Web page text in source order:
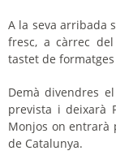
A la seva arribada
fresc, a càrrec del
tastet de
Demà divendres
prevista i deixarà
Monjos on entrarà
de Catalunya.